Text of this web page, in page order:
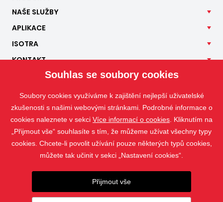
NAŠE SLUŽBY
APLIKACE
ISOTRA
KONTAKT
Fotografie jsou chráněny autorským právem a jejich stahování nebo
Souhlas se soubory cookies
Soubory cookies využíváme k zajištění nejlepší uživatelské
zkušenosti s našimi webovými stránkami. Podrobné informace o
cookies naleznete v sekci Více informací o cookies . Kliknutím na
„Přijmout vše“ souhlasíte s tím, že můžeme užívat všechny typy
cookies. Chcete-li povolit užívání pouze některých typů cookies,
můžete tak učinit v sekci „Nastavení cookies“.
Přijmout vše